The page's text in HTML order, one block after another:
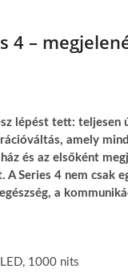
4 –
lépést tett: teljesen
amely
és az elsőként
Series 4 nem csak
a
1000 nits